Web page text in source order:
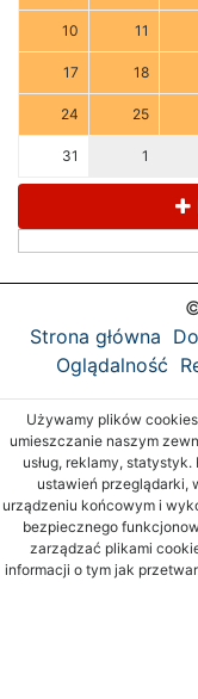
10 11
17 18
24 25
31 1
Strona główna
Oglądalność
Używamy plików
umieszczanie naszym
usług, reklamy,
ustawień przeglądarki,
urządzeniu końcowym i
bezpiecznego
zarządzać plikami
informacji o tym jak